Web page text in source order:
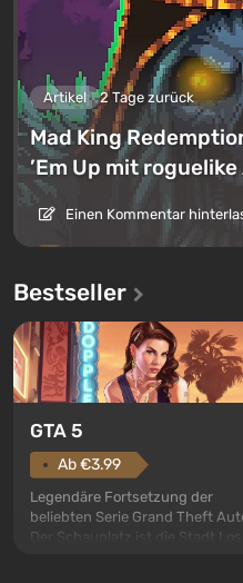
Artikel 2 Tage zurück
Mad King
’Em Up mit
Einen Kommentar
Bestseller
GTA 5
Ab €3.99
Legendäre Fortsetzung der
beliebten Serie Grand Theft
Der Schauplatz ist die Stadt Los